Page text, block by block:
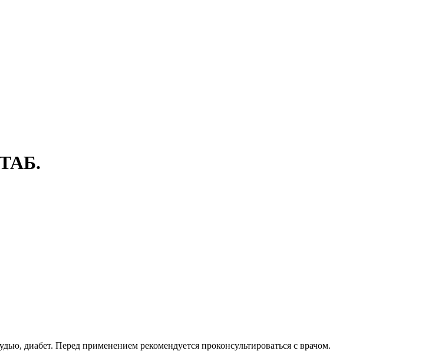
диабет. Перед применением рекомендуется проконсультироваться с врачом.